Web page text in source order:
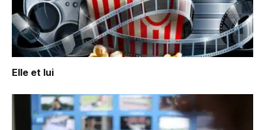
Elle et lui